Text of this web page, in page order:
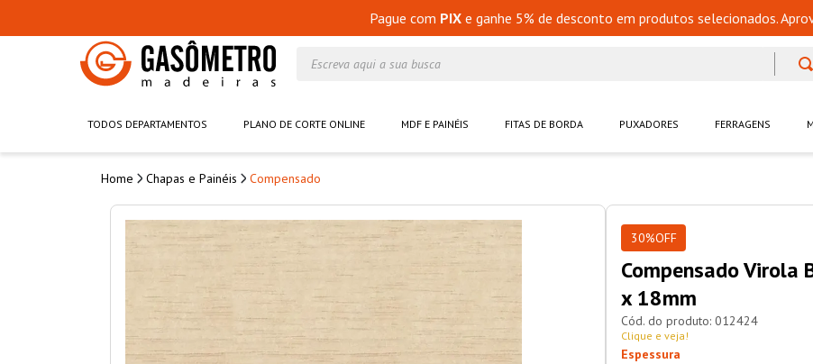
Pague com PIXe ganhe 5% de desconto em produtos selecionados.
TODOS DEPARTAMENTOS PLANO DE CORTE ONLINE MDF E PAINÉIS FITAS DE BORDA PUXADORES FERRAGENS
Chapas e Painéis Compensado
30%OFF
Compensado Virola
x 18mm
012424
Clique e veja!
Espessura